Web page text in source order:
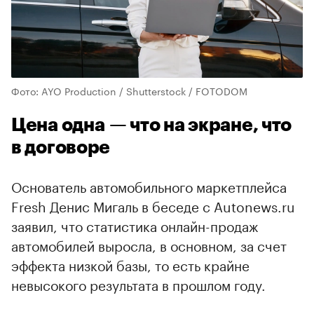
Фото: AYO Production / Shutterstock / FOTODOM
Цена одна — что на экране, что
в договоре
Основатель автомобильного маркетплейса
Fresh Денис Мигаль в беседе с Autonews.ru
заявил, что статистика онлайн-продаж
автомобилей выросла, в основном, за счет
эффекта низкой базы, то есть крайне
невысокого результата в прошлом году.